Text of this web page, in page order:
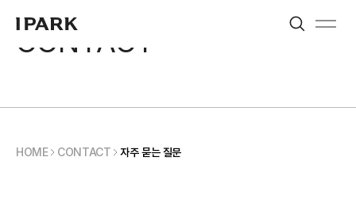
SearchMenu
CONTACT
HOME CONTACT 자주 묻는 질문